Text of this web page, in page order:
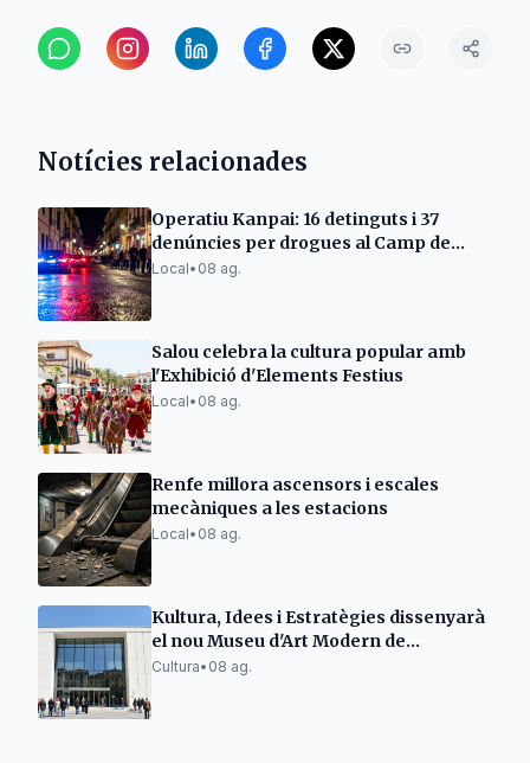
Notícies relacionades
Operatiu Kanpai: 16 detinguts i 37
denúncies per drogues al Camp de
Tarragona
Local• 08 ag.
Salou celebra la cultura popular amb
l'Exhibició d'Elements Festius
Local• 08 ag.
Renfe millora ascensors i escales
mecàniques a les estacions
Local• 08 ag.
Kultura, Idees i Estratègies dissenyarà
el nou Museu d'Art Modern de
Tarragona
Cultura• 08 ag.